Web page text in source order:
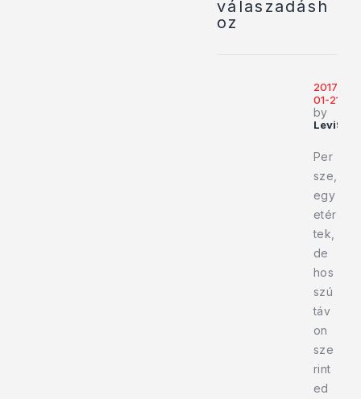
válaszadásh
oz
2017-
01-21
by
Levi97
Per
sze,
egy
etér
tek,
de
hos
szú
táv
on
sze
rint
ed